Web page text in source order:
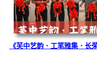
《芙中艺韵．工笔雅集．长